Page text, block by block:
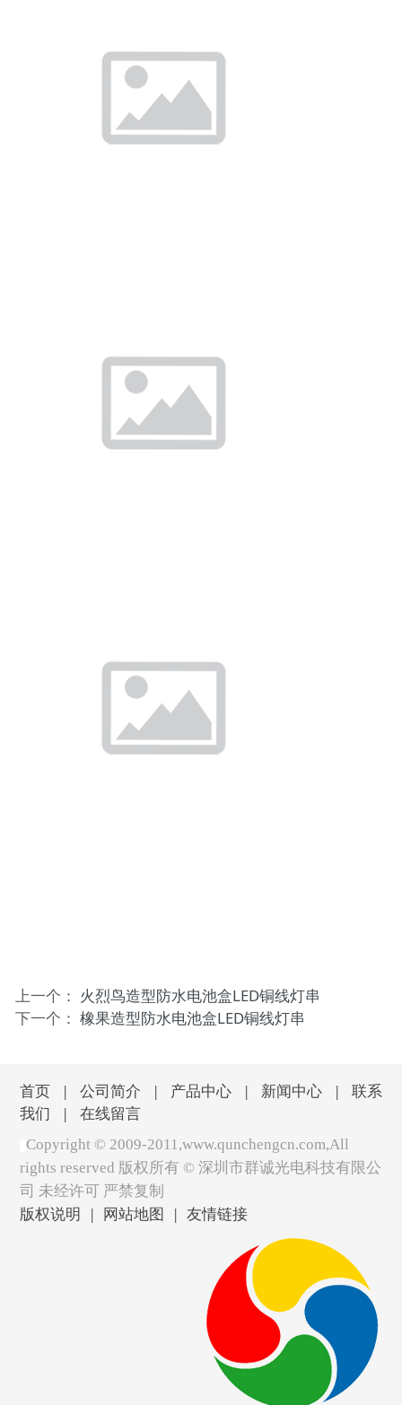
上一个： 火烈鸟造型防水电池盒LED铜线灯串
下一个： 橡果造型防水电池盒LED铜线灯串
首页| 公司简介 | 产品中心| 新闻中心| 联系
我们 | 在线留言
Copyright © 2009-2011,www.qunchengcn.com,All
rights reserved 版权所有 © 深圳市群诚光电科技有限公
司 未经许可 严禁复制
版权说明 | 网站地图 | 友情链接